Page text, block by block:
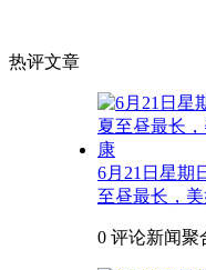
热评文章
6月21日星期
至昼最长，
0 评论新闻聚